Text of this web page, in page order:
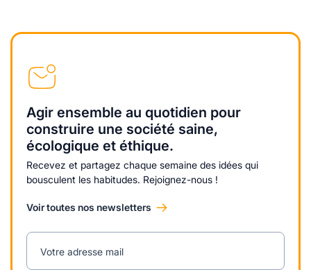
Agir ensemble au quotidien pour
construire une société saine,
écologique et éthique.
Recevez et partagez chaque semaine des idées qui
bousculent les habitudes. Rejoignez-nous !
Voir toutes nos newsletters
Votre adresse mail